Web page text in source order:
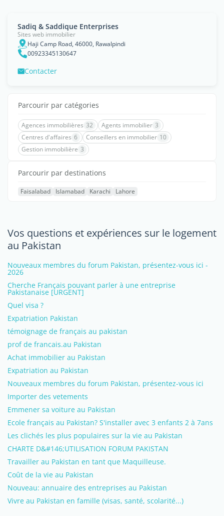
Sadiq & Saddique Enterprises
Sites web immobilier
Haji Camp Road, 46000, Rawalpindi
00923345130647
Contacter
Parcourir par catégories
Agences immobilières 32 Agents immobilier 3
Centres d'affaires 6 Conseillers en immobilier 10
Gestion immobilière 3
Parcourir par destinations
Faisalabad Islamabad Karachi Lahore
Vos questions et expériences sur le logement
au Pakistan
Nouveaux membres du forum Pakistan, présentez-vous ici -
2026
Cherche Français pouvant parler à une entreprise
Pakistanaise [URGENT]
Quel visa ?
Expatriation Pakistan
témoignage de français au pakistan
prof de francais.au Pakistan
Achat immobilier au Pakistan
Expatriation au Pakistan
Nouveaux membres du forum Pakistan, présentez-vous ici
Importer des vetements
Emmener sa voiture au Pakistan
Ecole français au Pakistan? S'installer avec 3 enfants 2 à 7ans
Les clichés les plus populaires sur la vie au Pakistan
CHARTE D&#146;UTILISATION FORUM PAKISTAN
Travailler au Pakistan en tant que Maquilleuse.
Coût de la vie au Pakistan
Nouveau: annuaire des entreprises au Pakistan
Vivre au Pakistan en famille (visas, santé, scolarité...)